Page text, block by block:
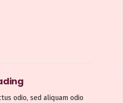
odio, sed aliquam odio